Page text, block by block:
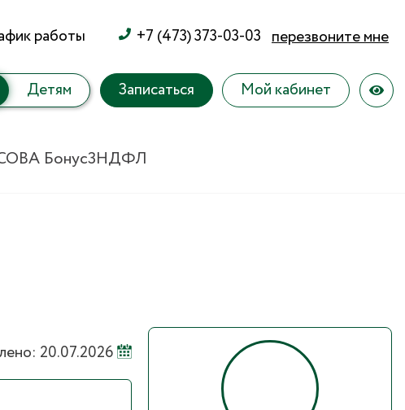
работы +7 (473) 373-03-03 перезвоните мне
Детям Записаться Мой кабинет
Бонус3НДФЛ
20.07.2026